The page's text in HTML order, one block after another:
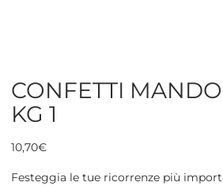
CONFETTI
KG 1
10,70€
Festeggia le tue ricorrenze più